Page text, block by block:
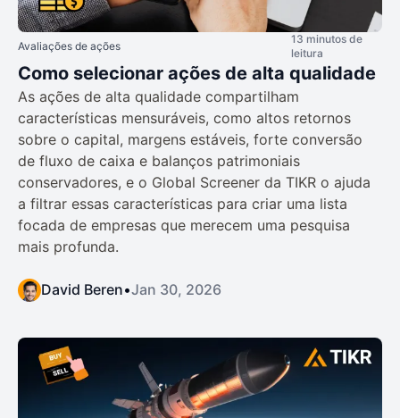
Avaliações de ações
13 minutos de
leitura
Como selecionar ações de alta qualidade
As ações de alta qualidade compartilham
características mensuráveis, como altos retornos
sobre o capital, margens estáveis, forte conversão
de fluxo de caixa e balanços patrimoniais
conservadores, e o Global Screener da TIKR o ajuda
a filtrar essas características para criar uma lista
focada de empresas que merecem uma pesquisa
mais profunda.
David Beren•Jan 30, 2026